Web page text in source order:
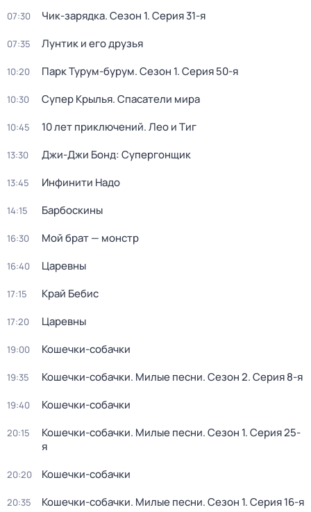
07:30 Чик-зарядка. Сезон 1. Серия 31-я
07:35 Лунтик и его друзья
10:20 Парк Турум-бурум. Сезон 1. Серия 50-я
10:30 Супер Крылья. Спасатели мира
10:45 10 лет приключений. Лео и Тиг
13:30 Джи-Джи Бонд: Супергонщик
13:45 Инфинити Надо
14:15 Барбоскины
16:30 Мой брат — монстр
16:40 Царевны
17:15 Край Бебис
17:20 Царевны
19:00 Кошечки-собачки
19:35 Кошечки-собачки. Милые песни. Сезон 2. Серия 8-я
19:40 Кошечки-собачки
20:15 Кошечки-собачки. Милые песни. Сезон 1. Серия 25-
я
20:20 Кошечки-собачки
20:35 Кошечки-собачки. Милые песни. Сезон 1. Серия 16-я